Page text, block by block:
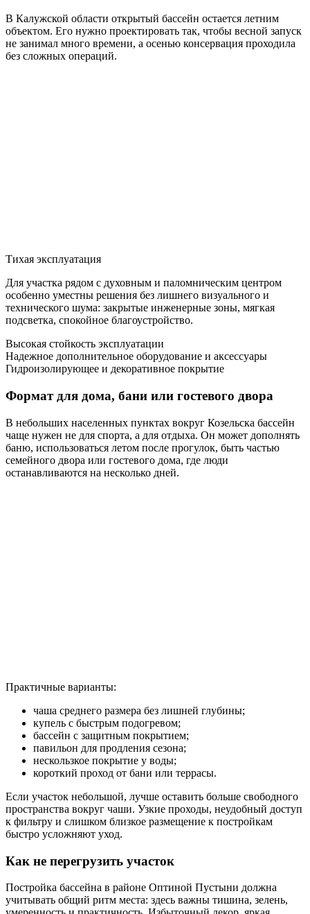
В Калужской области открытый бассейн остается летним
объектом. Его нужно проектировать так, чтобы весной запуск
не занимал много времени, а осенью консервация проходила
без сложных операций.
Тихая эксплуатация
Для участка рядом с духовным и паломническим центром
особенно уместны решения без лишнего визуального и
технического шума: закрытые инженерные зоны, мягкая
подсветка, спокойное благоустройство.
Высокая стойкость эксплуатации
Надежное дополнительное оборудование и аксессуары
Гидроизолирующее и декоративное покрытие
Формат для дома, бани или гостевого двора
В небольших населенных пунктах вокруг Козельска бассейн
чаще нужен не для спорта, а для отдыха. Он может дополнять
баню, использоваться летом после прогулок, быть частью
семейного двора или гостевого дома, где люди
останавливаются на несколько дней.
Практичные варианты:
чаша среднего размера без лишней глубины;
купель с быстрым подогревом;
бассейн с защитным покрытием;
павильон для продления сезона;
нескользкое покрытие у воды;
короткий проход от бани или террасы.
Если участок небольшой, лучше оставить больше свободного
пространства вокруг чаши. Узкие проходы, неудобный доступ
к фильтру и слишком близкое размещение к постройкам
быстро усложняют уход.
Как не перегрузить участок
Постройка бассейна в районе Оптиной Пустыни должна
учитывать общий ритм места: здесь важны тишина, зелень,